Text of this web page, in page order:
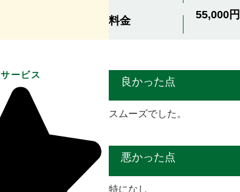
料金 55,000円
サービス
良かった点
スムーズでした。
悪かった点
特になし